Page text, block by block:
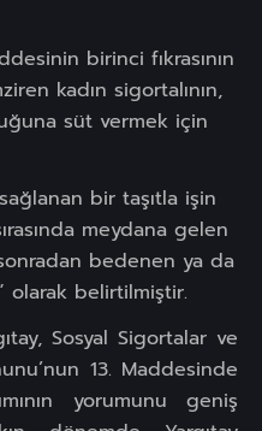
birinci fıkrasının
kadın sigortalının,
süt vermek için
bir taşıtla işin
meydana gelen
bedenen ya da
olarak belirtilmiştir.
Sosyal Sigortalar ve
13. Maddesinde
yorumunu geniş